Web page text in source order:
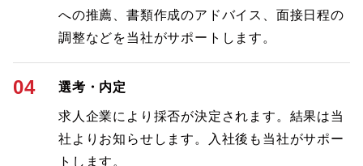
への推薦、書類作成のアドバイス、面接日程の
調整などを当社がサポートします。
04 選考・内定
求人企業により採否が決定されます。結果は当
社よりお知らせします。入社後も当社がサポー
トします。